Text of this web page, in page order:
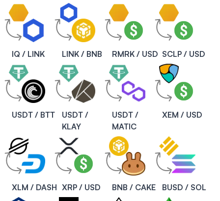
IQ / LINK LINK / BNB RMRK / USD SCLP / USD
USDT / BTT
USDT /
KLAY
USDT /
MATIC
XEM / USD
XLM / DASH XRP / USD BNB / CAKE BUSD / SOL